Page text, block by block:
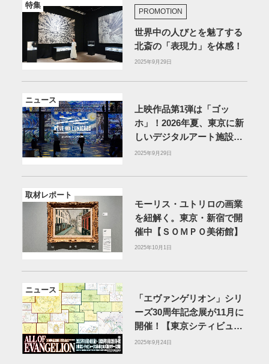
特集
PROMOTION
世界中の人びとを魅了する
北斎の「表現力」を体感！
2025年9月29日
ニュース
上映作品第1弾は「ゴッ
ホ」！2026年夏、東京に新
しいデジタルアート施設が
誕生
2025年9月29日
取材レポート
モーリス・ユトリロの画業
を紐解く。東京・新宿で開
催中【ＳＯＭＰＯ美術館】
2025年10月1日
ニュース
「エヴァンゲリオン」シリ
ーズ30周年記念展が11月に
開催！【東京シティビュ
ー】
2025年9月24日